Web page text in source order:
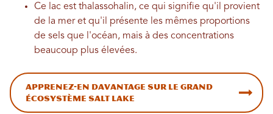
Ce lac est thalassohalin, ce qui signifie qu'il provient
de la mer et qu'il présente les mêmes proportions
de sels que l'océan, mais à des concentrations
beaucoup plus élevées.
Apprenez-en davantage sur le Grand
écosystème Salt Lake